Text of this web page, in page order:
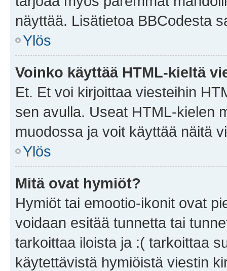
näyttää. Lisätietoa BBCodesta
Ylös
Voinko käyttää HTML-kieltä
Et. Et voi kirjoittaa viesteihin
sen avulla. Useat HTML-kielen
muodossa ja voit käyttää näitä
Ylös
Mitä ovat hymiöt?
Hymiöt tai emootio-ikonit ovat
voidaan esitää tunnetta tai
tarkoittaa iloista ja :( tarkoittaa
käytettävistä hymiöistä viestin